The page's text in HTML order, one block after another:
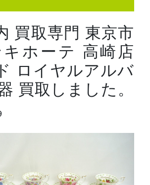
買取専門 東京市
ホーテ 高崎店
ロイヤルアルバ
買取しました。